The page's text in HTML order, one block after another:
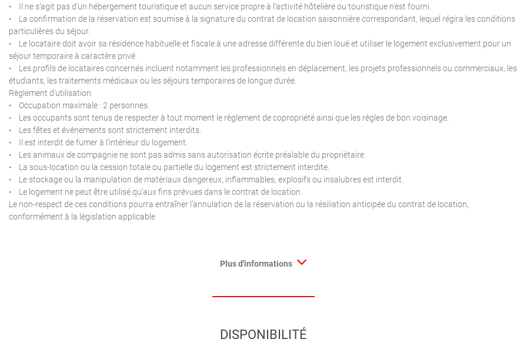
• Il ne s’agit pas d’un hébergement touristique et aucun service propre à l’activité hôtelière ou touristique n’est fourni.
• La confirmation de la réservation est soumise à la signature du contrat de location saisonnière correspondant, lequel régira les conditions
particulières du séjour.
• Le locataire doit avoir sa résidence habituelle et fiscale à une adresse différente du bien loué et utiliser le logement exclusivement pour un
séjour temporaire à caractère privé.
• Les profils de locataires concernés incluent notamment les professionnels en déplacement, les projets professionnels ou commerciaux, les
étudiants, les traitements médicaux ou les séjours temporaires de longue durée.
Règlement d’utilisation
• Occupation maximale : 2 personnes.
• Les occupants sont tenus de respecter à tout moment le règlement de copropriété ainsi que les règles de bon voisinage.
• Les fêtes et événements sont strictement interdits.
• Il est interdit de fumer à l’intérieur du logement.
• Les animaux de compagnie ne sont pas admis sans autorisation écrite préalable du propriétaire.
• La sous-location ou la cession totale ou partielle du logement est strictement interdite.
• Le stockage ou la manipulation de matériaux dangereux, inflammables, explosifs ou insalubres est interdit.
• Le logement ne peut être utilisé qu’aux fins prévues dans le contrat de location.
Le non-respect de ces conditions pourra entraîner l’annulation de la réservation ou la résiliation anticipée du contrat de location,
conformément à la législation applicable
Plus d'informations
DISPONIBILITÉ